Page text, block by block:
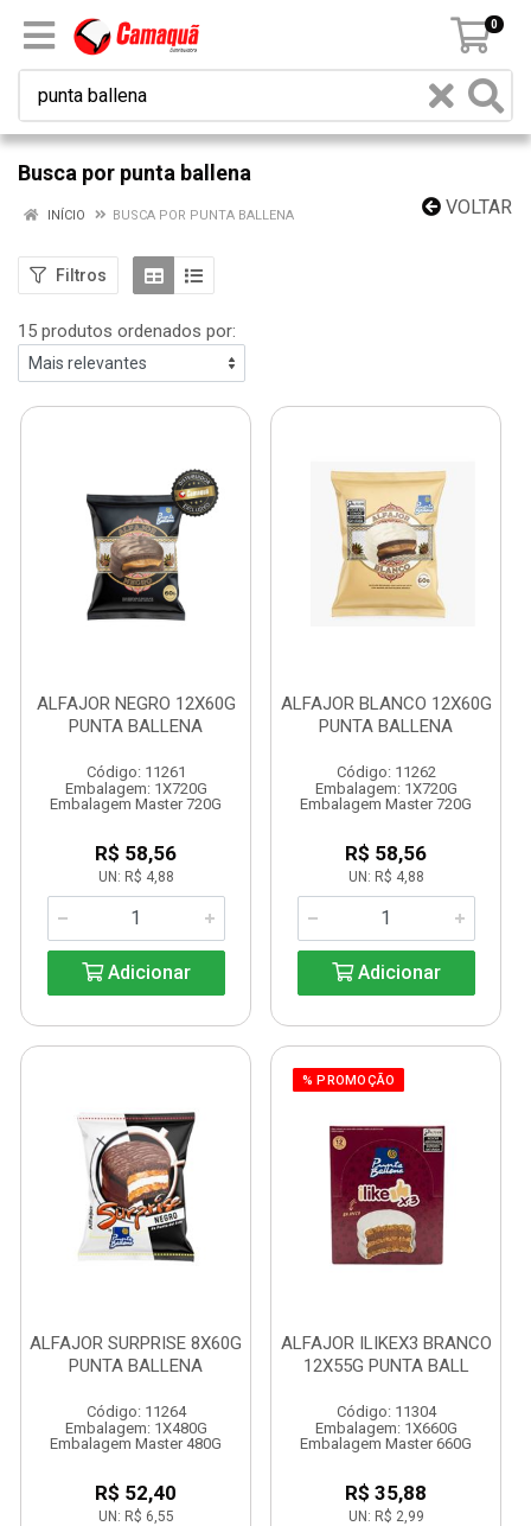
0
Busca por punta ballena
VOLTAR
INÍCIO BUSCA POR PUNTA BALLENA
Filtros
15 produtos ordenados por:
ALFAJOR NEGRO 12X60G
PUNTA BALLENA
Código: 11261
Embalagem: 1X720G
Embalagem Master 720G
R$ 58,56
UN: R$ 4,88
Adicionar
ALFAJOR BLANCO 12X60G
PUNTA BALLENA
Código: 11262
Embalagem: 1X720G
Embalagem Master 720G
R$ 58,56
UN: R$ 4,88
Adicionar
ALFAJOR SURPRISE 8X60G
PUNTA BALLENA
Código: 11264
Embalagem: 1X480G
Embalagem Master 480G
R$ 52,40
UN: R$ 6,55
% PROMOÇÃO
ALFAJOR ILIKEX3 BRANCO
12X55G PUNTA BALL
Código: 11304
Embalagem: 1X660G
Embalagem Master 660G
R$ 35,88
UN: R$ 2,99